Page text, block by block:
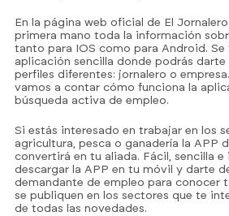
En la página web oficial de El
primera mano toda la información
tanto para IOS como para Android. Se
aplicación sencilla donde podrás
perfiles diferentes: jornalero o
vamos a contar cómo funciona la
búsqueda activa de empleo.
Si estás interesado en trabajar en los
agricultura, pesca o ganadería la APP
convertirá en tu aliada. Fácil, sencilla
descargar la APP en tu móvil y darte
demandante de empleo para conocer
se publiquen en los sectores que te
de todas las novedades.